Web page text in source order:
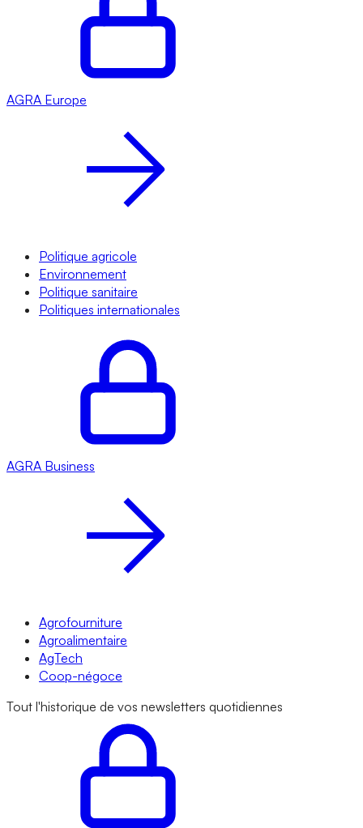
AGRA Europe
Politique agricole
Environnement
Politique sanitaire
Politiques internationales
AGRA Business
Agrofourniture
Agroalimentaire
AgTech
Coop-négoce
Tout l'historique de vos newsletters quotidiennes